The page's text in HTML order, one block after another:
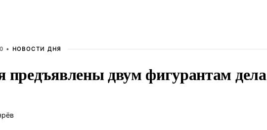
• НОВОСТИ ДНЯ
предъявлены двум фигурантам дела